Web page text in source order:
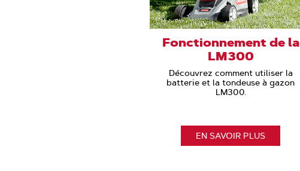
Fonctionnement de la
LM300
Découvrez comment utiliser la
batterie et la tondeuse à gazon
LM300.
EN SAVOIR PLUS